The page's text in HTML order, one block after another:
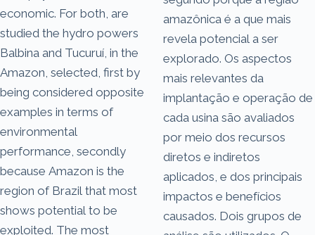
economic. For both, are
studied the hydro powers
Balbina and Tucuruí, in the
Amazon, selected, first by
being considered opposite
examples in terms of
environmental
performance, secondly
because Amazon is the
region of Brazil that most
shows potential to be
exploited. The most
amazônica é a que mais
revela potencial a ser
explorado. Os aspectos
mais relevantes da
implantação e operação de
cada usina são avaliados
por meio dos recursos
diretos e indiretos
aplicados, e dos principais
impactos e benefícios
causados. Dois grupos de